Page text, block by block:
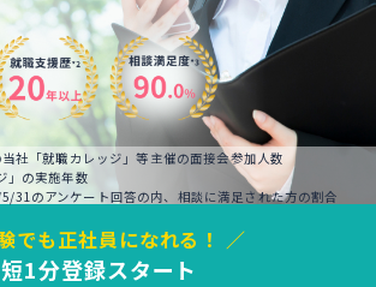
社「就職カレッジ」等主催の面接会参加人数
」の実施年数
のアンケート回答の内、相談に満足された方の割合
でも正社員になれる！ ／
1分登録スタート